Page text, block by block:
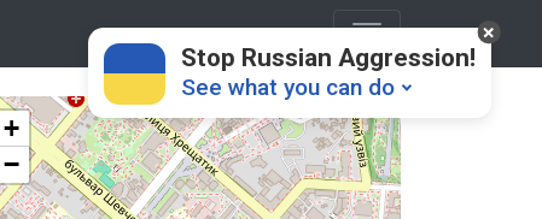
+
−
Stop Russian Aggression!
See what you can do